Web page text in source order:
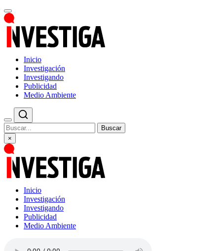
Inicio
Investigación
Investigando
Publicidad
Medio Ambiente
Buscar
×
Inicio
Investigación
Investigando
Publicidad
Medio Ambiente